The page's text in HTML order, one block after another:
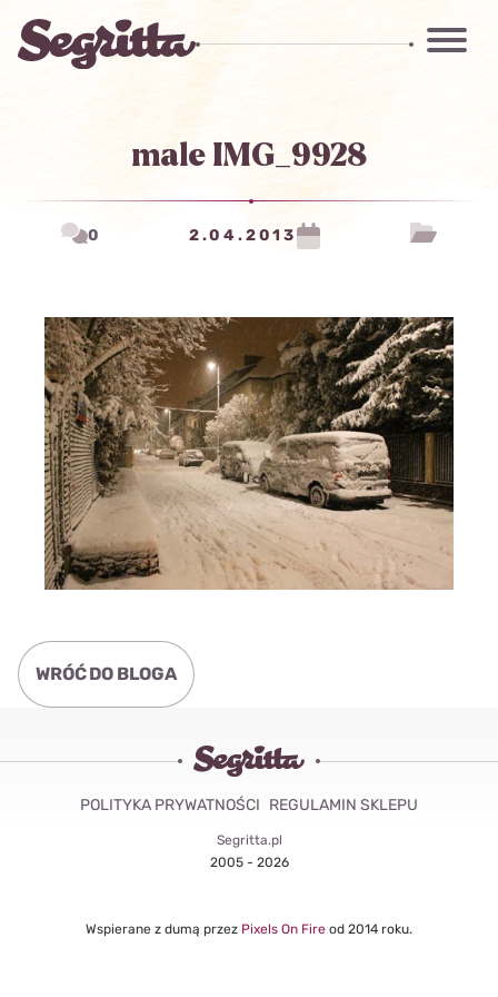
male IMG_9928
0 2.04.2013
WRÓĆ DO BLOGA
Segritta.pl
2005 - 2026
POLITYKA PRYWATNOŚCI REGULAMIN SKLEPU
Wspierane z dumą przez Pixels On Fire od 2014 roku.